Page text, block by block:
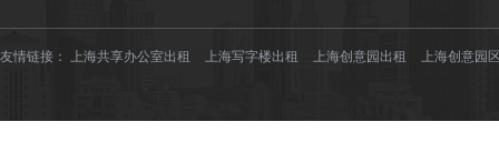
友情链接： 上海共享办公室出租 上海写字楼出租 上海创意园出租 上海创意园